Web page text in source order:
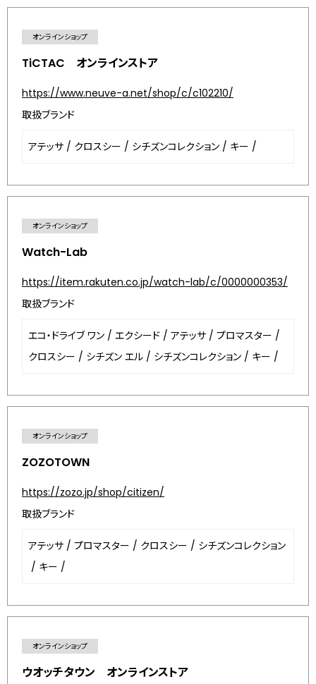
オンラインショップ
TiCTAC オンラインストア
https://www.neuve-a.net/shop/c/c102210/
取扱ブランド
アテッサ / クロスシー / シチズンコレクション / キー /
オンラインショップ
Watch-Lab
https://item.rakuten.co.jp/watch-lab/c/0000000353/
取扱ブランド
エコ・ドライブ ワン / エクシード / アテッサ / プロマスター /
クロスシー / シチズン エル / シチズンコレクション / キー /
オンラインショップ
ZOZOTOWN
https://zozo.jp/shop/citizen/
取扱ブランド
アテッサ / プロマスター / クロスシー / シチズンコレクション
/ キー /
オンラインショップ
ウオッチタウン オンラインストア